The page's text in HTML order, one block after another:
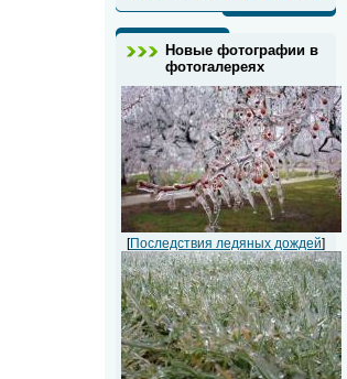
Новые фотографии в
фотогалереях
[Последствия ледяных дождей]